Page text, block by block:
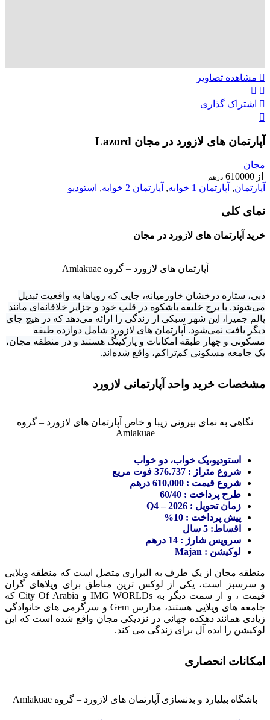
مشاهده تصاویر
اشتراک گذاری
آپارتمان های لازورد در مجان Lazord
مجان
از 610000 درهم
آپارتمان, آپارتمان 1 خوابه , آپارتمان 2 خوابه , استودیو
نمای کلی
خرید آپارتمان های لازورد در مجان
آپارتمان های لازورد – گروه Amlakuae
دبی، ستاره درخشان خاورمیانه، جایی که رویاها به واقعیت تبدیل
می‌شوند. با برج خلیفه باشکوه در قلب خود و جزایر خلاقانه‌ای مانند
پالم جمیرا، این شهر سبکی از زندگی را ارائه می‌دهد که در هیچ جای
دیگر یافت نمی‌شود. آپارتمان های لازورد شامل دوازده طبقه
مسکونی و چهار طبقه امکانات و پارکینگ هستند و در منطقه مجان،
یک جامعه مسکونی کم‌تراکم، واقع شده‌اند.
مشخصات خرید واحد آپارتمانی لازورد
نگاهی به نمای بیرونی زیبا و خاص آپارتمان های لازورد – گروه
Amlakuae
استودیو،یک خواب، دو خواب
شروع متراژ : 376.737 فوت مریع
شروع قیمت : 610,000 درهم
طرح پرداخت : 60/40
زمان تحویل : Q4 – 2026
پیش پرداخت : 10%
اقساط: 5 سال
سرویس شارژ : 14 درهم
لوکیشن : Majan
منطقه مجان از یک طرف به البراری متصل است که منطقه ویلایی
و سرسبز است، یکی از لوکس ترین مناطق برای ویلاهای گران
قیمت ، و از سمت دیگر به IMG WORLDs و City Of Arabia که
جامعه های ویلایی هستند، مدارس Gem و سرگرمی های خانوادگی
زیادی همانند دهکده جهانی در نزدیکی مجان واقع شده است که این
لوکیشن را ایده آل برای زندگی می کند.
امکانات انحصاری
باشگاه بیلیارد و بدنسازی آپارتمان های لازورد – گروه Amlakuae